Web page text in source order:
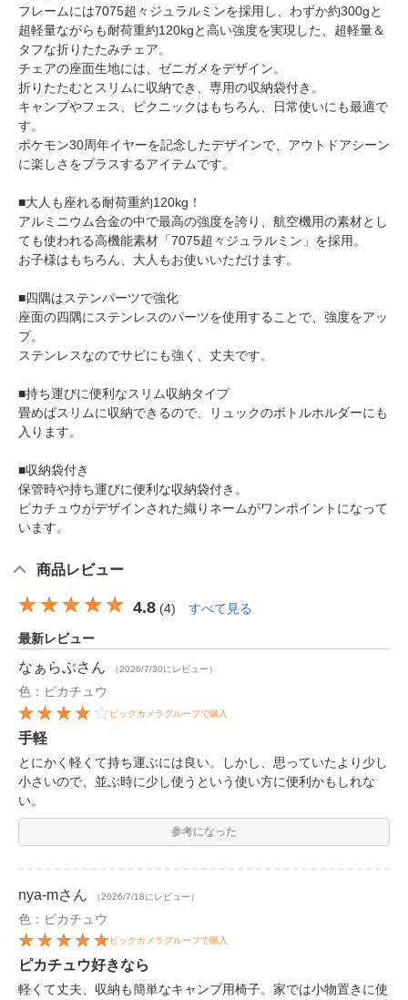
フレームには7075超々ジュラルミンを採用し、わずか約300gと
超軽量ながらも耐荷重約120kgと高い強度を実現した、超軽量＆
タフな折りたたみチェア。
チェアの座面生地には、ゼニガメをデザイン。
折りたたむとスリムに収納でき、専用の収納袋付き。
キャンプやフェス、ピクニックはもちろん、日常使いにも最適で
す。
ポケモン30周年イヤーを記念したデザインで、アウトドアシーン
に楽しさをプラスするアイテムです。
■大人も座れる耐荷重約120kg！
アルミニウム合金の中で最高の強度を誇り、航空機用の素材とし
ても使われる高機能素材「7075超々ジュラルミン」を採用。
お子様はもちろん、大人もお使いいただけます。
■四隅はステンパーツで強化
座面の四隅にステンレスのパーツを使用することで、強度をアッ
プ。
ステンレスなのでサビにも強く、丈夫です。
■持ち運びに便利なスリム収納タイプ
畳めばスリムに収納できるので、リュックのボトルホルダーにも
入ります。
■収納袋付き
保管時や持ち運びに便利な収納袋付き。
ピカチュウがデザインされた織りネームがワンポイントになって
います。
商品レビュー
4.8 (4) すべて見る
最新レビュー
なぁらぶさん （2026/7/30にレビュー）
色：ピカチュウ
ビックカメラグループで購入
手軽
とにかく軽くて持ち運ぶには良い。しかし、思っていたより少し
小さいので、並ぶ時に少し使うという使い方に便利かもしれな
い。
参考になった
nya-mさん （2026/7/18にレビュー）
色：ピカチュウ
ビックカメラグループで購入
ピカチュウ好きなら
軽くて丈夫、収納も簡単なキャンプ用椅子。家では小物置きに使